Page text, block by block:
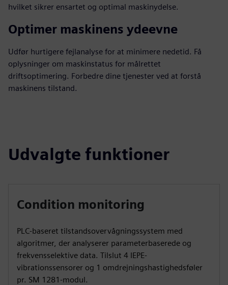
hvilket sikrer ensartet og optimal maskinydelse.
Optimer maskinens ydeevne
Udfør hurtigere fejlanalyse for at minimere nedetid. Få
oplysninger om maskinstatus for målrettet
driftsoptimering. Forbedre dine tjenester ved at forstå
maskinens tilstand.
Udvalgte funktioner
Condition monitoring
PLC-baseret tilstandsovervågningssystem med
algoritmer, der analyserer parameterbaserede og
frekvensselektive data. Tilslut 4 IEPE-
vibrationssensorer og 1 omdrejningshastighedsføler
pr. SM 1281-modul.